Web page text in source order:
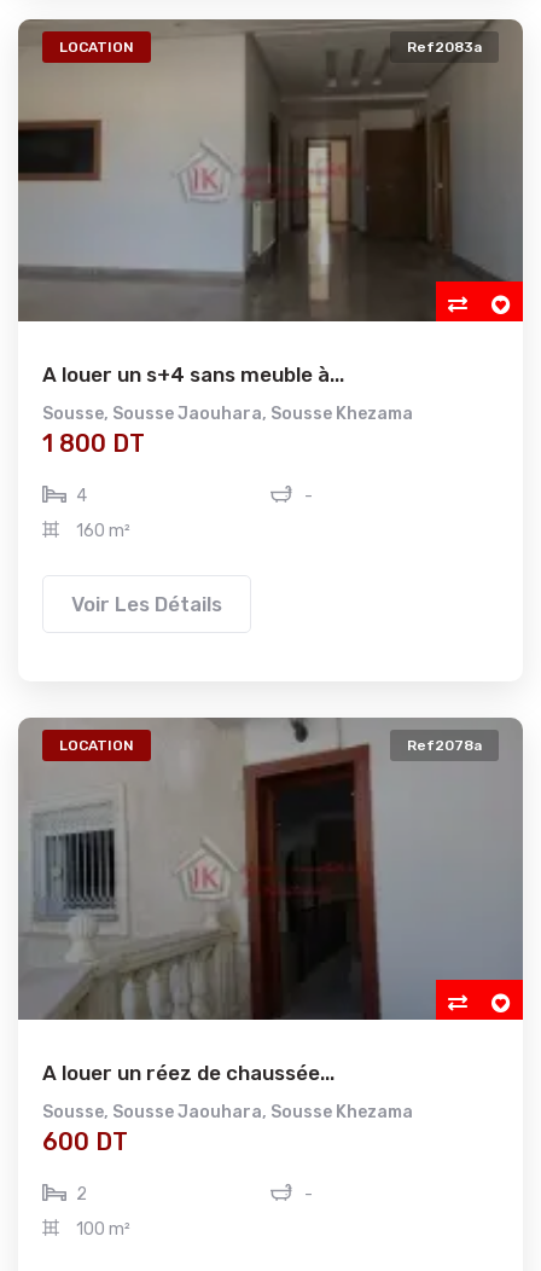
LOCATION Ref2083a
A louer un s+4 sans meuble à...
Sousse, Sousse Jaouhara, Sousse Khezama
1 800 DT
4
-
160 m²
Voir Les Détails
LOCATION Ref2078a
A louer un réez de chaussée...
Sousse, Sousse Jaouhara, Sousse Khezama
600 DT
2
-
100 m²